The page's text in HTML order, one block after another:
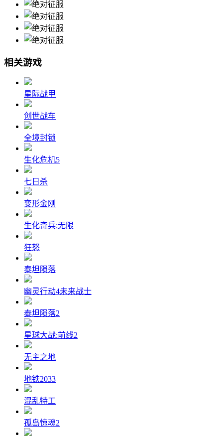
相关游戏
星际战甲
创世战车
全境封锁
生化危机5
七日杀
变形金刚
生化奇兵:无限
狂怒
泰坦陨落
幽灵行动4未来战士
泰坦陨落2
星球大战:前线2
无主之地
地铁2033
混乱特工
孤岛惊魂2